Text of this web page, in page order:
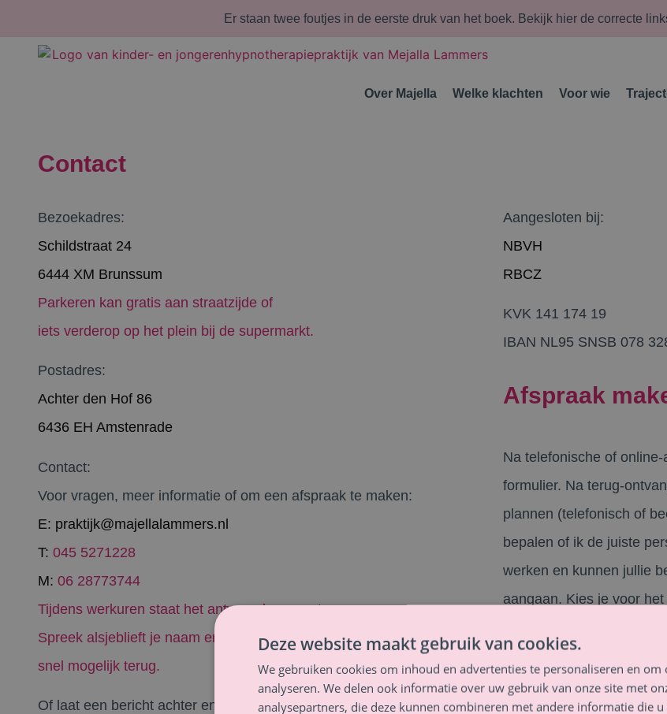
Er staan twee foutjes in de eerste druk van het boek. Bekijk hier de correcte
Over Majella Welke klachten Voor wie
Contact
Bezoekadres:
Schildstraat 24
6444 XM Brunssum
Parkeren kan gratis aan straatzijde of
iets verderop op het plein bij de supermarkt.
Postadres:
Achter den Hof 86
6436 EH Amstenrade
Contact:
Voor vragen, meer informatie of om een afspraak te maken:
E: praktijk@majellalammers.nl
T: 045 5271228
M: 06 28773744
Tijdens werkuren staat het antwoordapparaat aan.
Spreek alsjeblieft je naam en telefoonnummer in, dan bel ik je zo
snel mogelijk terug.
Of laat een bericht achter en ik neem zo snel mogelijk contact met je
Aangesloten bij:
NBVH
RBCZ
KVK 141 174 19
IBAN NL95 SNSB 078
Afspraak
Na telefonische of
formulier. Na terug-
plannen (telefonisch of
bepalen of ik de juiste
werken en kunnen jullie
aangaan. Kies je voor
Deze website maakt gebruik van cookies.
We gebruiken cookies om inhoud en advertenties te personaliseren en om
analyseren. We delen ook informatie over uw gebruik van onze site met
analysepartners, die deze kunnen combineren met andere informatie die